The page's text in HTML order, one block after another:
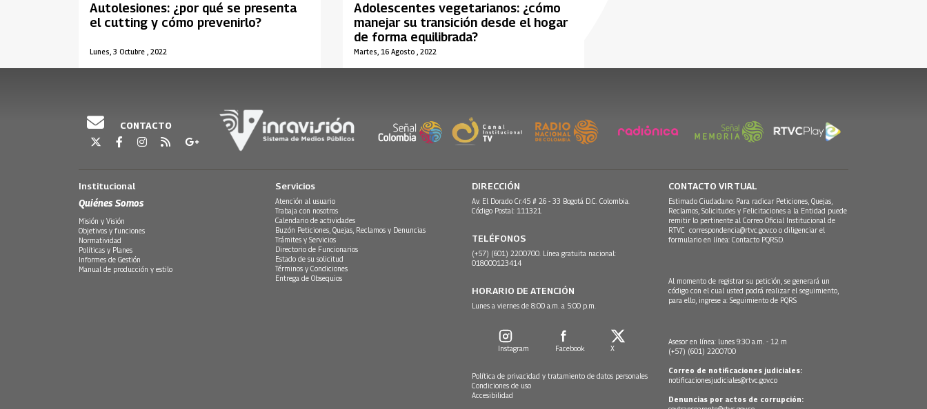
Lunes, 3 Octubre , 2022
Autolesiones: ¿por qué se presenta
el cutting y cómo prevenirlo?
Martes, 16 Agosto , 2022
Adolescentes vegetarianos: ¿cómo
manejar su transición desde el hogar
de forma equilibrada?
CONTACTO
Institucional
Quiénes Somos
Misión y Visión
Objetivos y funciones
Normatividad
Políticas y Planes
Informes de Gestión
Manual de producción y estilo
Servicios
Atención al usuario
Trabaja con nosotros
Calendario de actividades
Buzón Peticiones, Quejas, Reclamos y Denuncias
Trámites y Servicios
Directorio de Funcionarios
Estado de su solicitud
Términos y Condiciones
Entrega de Obsequios
DIRECCIÓN
Av. El Dorado Cr.45 # 26 - 33 Bogotá D.C. Colombia.
Código Postal: 111321
TELÉFONOS
(+57) (601) 2200700. Línea gratuita nacional:
018000123414
HORARIO DE ATENCIÓN
Lunes a viernes de 8:00 a.m. a 5:00 p.m.
Instagram Facebook X
Política de privacidad y tratamiento de datos personales
Condiciones de uso
Accesibilidad
CONTACTO VIRTUAL
Estimado Ciudadano: Para radicar Peticiones, Quejas,
Reclamos, Solicitudes y Felicitaciones a la Entidad puede
remitir lo pertinente al Correo Oficial Institucional de
RTVC correspondencia@rtvc.gov.co o diligenciar el
formulario en línea: Contacto PQRSD.
Al momento de registrar su petición, se generará un
código con el cual usted podrá realizar el seguimiento,
para ello, ingrese a: Seguimiento de PQRS
Asesor en línea: lunes 9:30 a.m. - 12 m
(+57) (601) 2200700
Correo de notificaciones judiciales:
notificacionesjudiciales@rtvc.gov.co
Denuncias por actos de corrupción: